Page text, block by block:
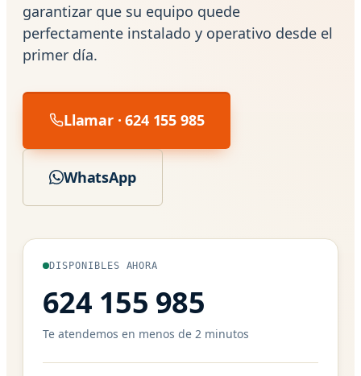
garantizar que su equipo quede
perfectamente instalado y operativo desde el
primer día.
Llamar · 624 155 985
WhatsApp
DISPONIBLES AHORA
624 155 985
Te atendemos en menos de 2 minutos